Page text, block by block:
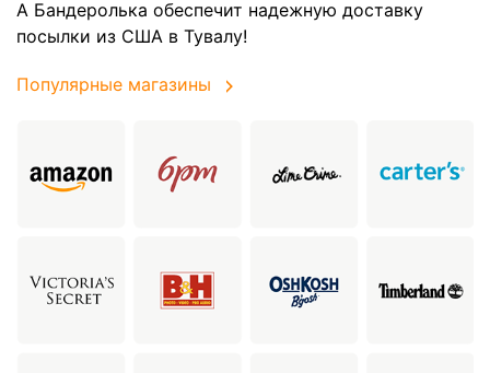
А Бандеролька обеспечит надежную доставку
посылки из США в Тувалу!
Популярные магазины